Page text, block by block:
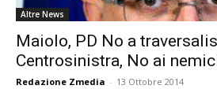
Altre News
Maiolo, PD No a
Centrosinistra, No ai
Redazione Zmedia - 13 Ottobre 2014